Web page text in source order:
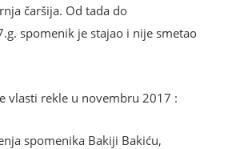
čaršija. Od tada do
spomenik je stajao i nije smetao
vlasti rekle u novembru 2017 :
spomenika Bakiji Bakiću,